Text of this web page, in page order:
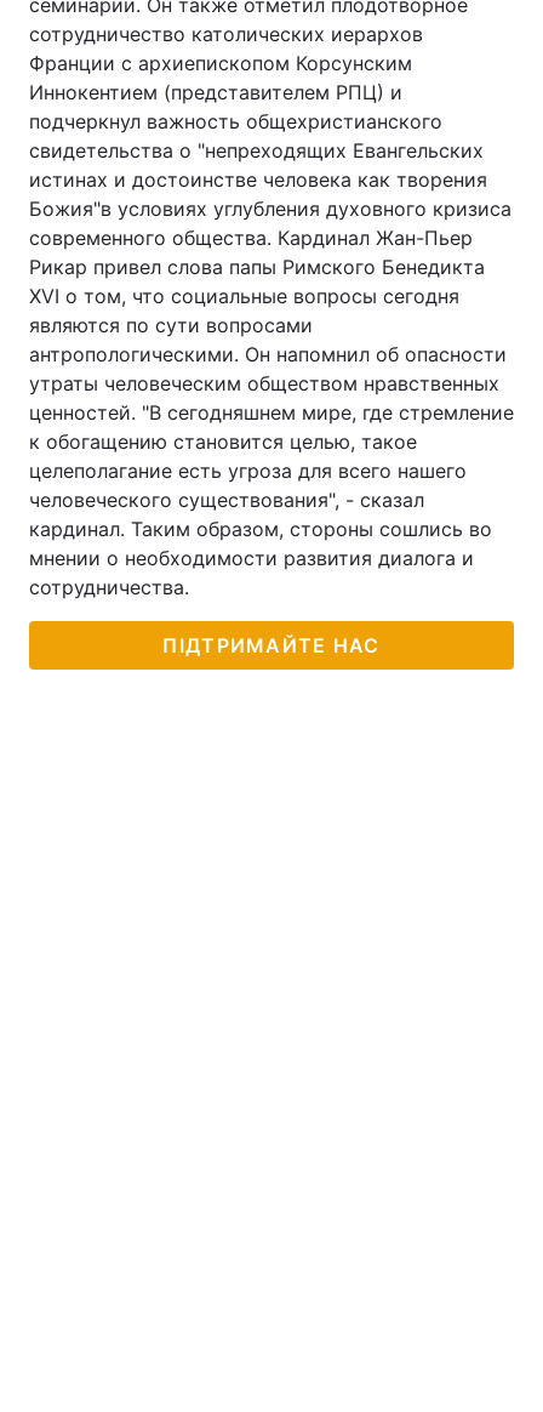
семинарии. Он также отметил плодотворное
сотрудничество католических иерархов
Франции с архиепископом Корсунским
Иннокентием (представителем РПЦ) и
подчеркнул важность общехристианского
свидетельства о "непреходящих Евангельских
истинах и достоинстве человека как творения
Божия"в условиях углубления духовного кризиса
современного общества. Кардинал Жан-Пьер
Рикар привел слова папы Римского Бенедикта
XVI о том, что социальные вопросы сегодня
являются по сути вопросами
антропологическими. Он напомнил об опасности
утраты человеческим обществом нравственных
ценностей. "В сегодняшнем мире, где стремление
к обогащению становится целью, такое
целеполагание есть угроза для всего нашего
человеческого существования", - сказал
кардинал. Таким образом, стороны сошлись во
мнении о необходимости развития диалога и
сотрудничества.
ПІДТРИМАЙТЕ НАС